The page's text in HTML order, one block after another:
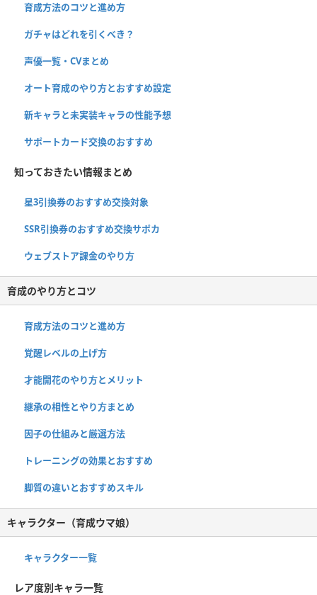
育成方法のコツと進め方
ガチャはどれを引くべき？
声優一覧・CVまとめ
オート育成のやり方とおすすめ設定
新キャラと未実装キャラの性能予想
サポートカード交換のおすすめ
知っておきたい情報まとめ
星3引換券のおすすめ交換対象
SSR引換券のおすすめ交換サポカ
ウェブストア課金のやり方
育成のやり方とコツ
育成方法のコツと進め方
覚醒レベルの上げ方
才能開花のやり方とメリット
継承の相性とやり方まとめ
因子の仕組みと厳選方法
トレーニングの効果とおすすめ
脚質の違いとおすすめスキル
キャラクター（育成ウマ娘）
キャラクター一覧
レア度別キャラ一覧